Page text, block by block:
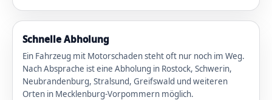
Schnelle Abholung
Ein Fahrzeug mit Motorschaden steht oft nur noch im Weg.
Nach Absprache ist eine Abholung in Rostock, Schwerin,
Neubrandenburg, Stralsund, Greifswald und weiteren
Orten in Mecklenburg-Vorpommern möglich.